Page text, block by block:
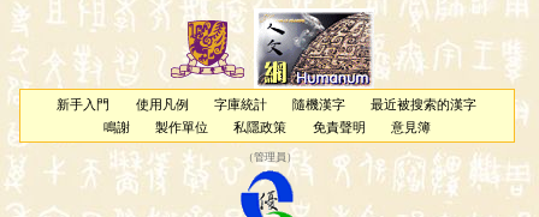
新手入門 使用凡例 字庫統計 隨機漢字
最近被搜索的漢字
鳴謝
製作單位 私隱政策 免責聲明 意見簿
（管理員 ）